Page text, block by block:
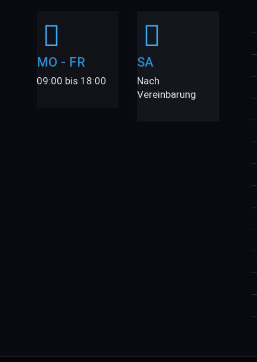
MO - FR
09:00 bis 18:00
SA
Nach
Vereinbarung